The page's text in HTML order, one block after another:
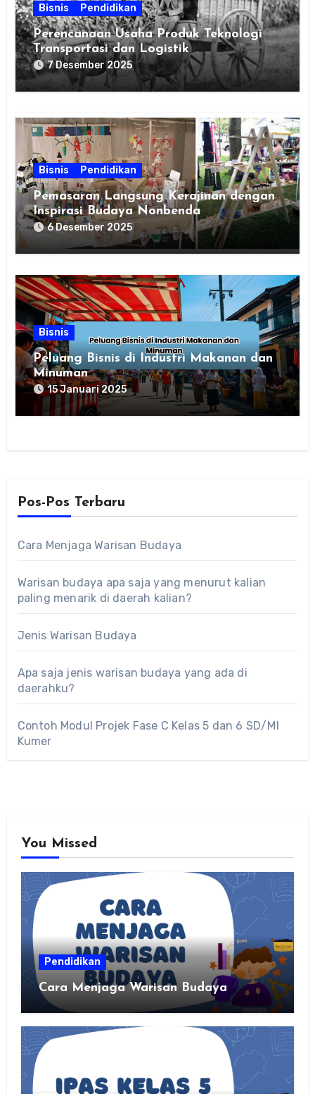
Bisnis Pendidikan
Perencanaan Usaha Produk Teknologi
Transportasi dan Logistik
7 Desember 2025
Bisnis Pendidikan
Pemasaran Langsung Kerajinan dengan
Inspirasi Budaya Nonbenda
6 Desember 2025
Bisnis
Peluang Bisnis di Industri Makanan dan
Minuman
15 Januari 2025
Pos-Pos Terbaru
Cara Menjaga Warisan Budaya
Warisan budaya apa saja yang menurut kalian
paling menarik di daerah kalian?
Jenis Warisan Budaya
Apa saja jenis warisan budaya yang ada di
daerahku?
Contoh Modul Projek Fase C Kelas 5 dan 6 SD/MI
Kumer
You Missed
Pendidikan
Cara Menjaga Warisan Budaya